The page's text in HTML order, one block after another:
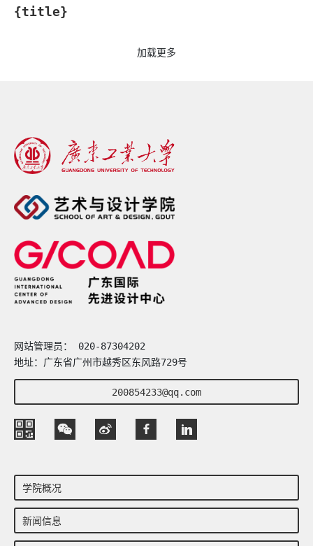
{title}
加载更多
网站管理员： 020-87304202
地址：广东省广州市越秀区东风路729号
200854233@qq.com
学院概况
新闻信息